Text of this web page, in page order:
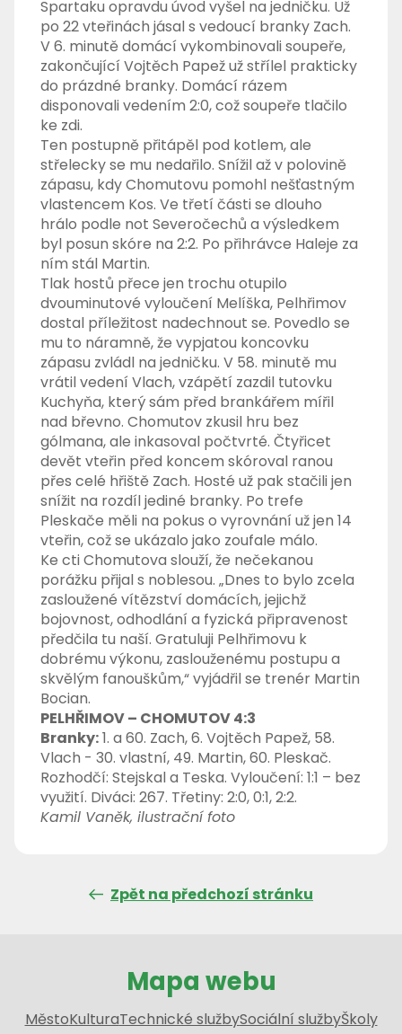
Spartaku opravdu úvod vyšel na jedničku. Už
po 22 vteřinách jásal s vedoucí branky Zach.
V 6. minutě domácí vykombinovali soupeře,
zakončující Vojtěch Papež už střílel prakticky
do prázdné branky. Domácí rázem
disponovali vedením 2:0, což soupeře tlačilo
ke zdi.
Ten postupně přitápěl pod kotlem, ale
střelecky se mu nedařilo. Snížil až v polovině
zápasu, kdy Chomutovu pomohl nešťastným
vlastencem Kos. Ve třetí části se dlouho
hrálo podle not Severočechů a výsledkem
byl posun skóre na 2:2. Po přihrávce Haleje za
ním stál Martin.
Tlak hostů přece jen trochu otupilo
dvouminutové vyloučení Melíška, Pelhřimov
dostal příležitost nadechnout se. Povedlo se
mu to náramně, že vypjatou koncovku
zápasu zvládl na jedničku. V 58. minutě mu
vrátil vedení Vlach, vzápětí zazdil tutovku
Kuchyňa, který sám před brankářem mířil
nad břevno. Chomutov zkusil hru bez
gólmana, ale inkasoval počtvrté. Čtyřicet
devět vteřin před koncem skóroval ranou
přes celé hřiště Zach. Hosté už pak stačili jen
snížit na rozdíl jediné branky. Po trefe
Pleskače měli na pokus o vyrovnání už jen 14
vteřin, což se ukázalo jako zoufale málo.
Ke cti Chomutova slouží, že nečekanou
porážku přijal s noblesou. „Dnes to bylo zcela
zasloužené vítězství domácích, jejichž
bojovnost, odhodlání a fyzická připravenost
předčila tu naší. Gratuluji Pelhřimovu k
dobrému výkonu, zaslouženému postupu a
skvělým fanouškům,“ vyjádřil se trenér Martin
Bocian.
PELHŘIMOV – CHOMUTOV 4:3
Branky:1. a 60. Zach, 6. Vojtěch Papež, 58.
Vlach - 30. vlastní, 49. Martin, 60. Pleskač.
Rozhodčí: Stejskal a Teska. Vyloučení: 1:1 – bez
využití. Diváci: 267. Třetiny: 2:0, 0:1, 2:2.
Kamil Vaněk, ilustrační foto
Zpět na předchozí stránku
Mapa webu
MěstoKulturaTechnické službySociální službyŠkoly